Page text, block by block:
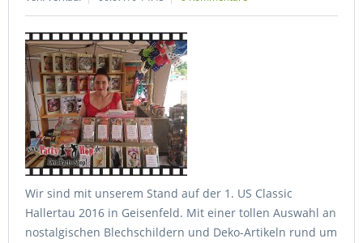
Wir sind mit unserem Stand auf der 1. US Classic
Hallertau 2016 in Geisenfeld. Mit einer tollen Auswahl an
nostalgischen Blechschildern und Deko-Artikeln rund um